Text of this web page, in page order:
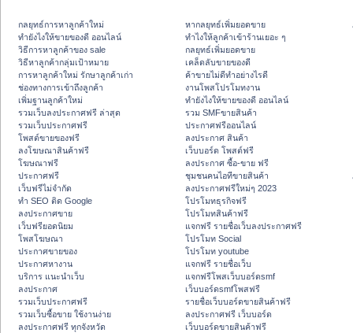
กลยุทธ์การหาลูกค้าใหม่
ทํายังไงให้ขายของดี ออนไลน์
วิธีการหาลูกค้าของ sale
วิธีหาลูกค้ากลุ่มเป้าหมาย
การหาลูกค้าใหม่ รักษาลูกค้าเก่า
ช่องทางการเข้าถึงลูกค้า
เพิ่มฐานลูกค้าใหม่
รวมเว็บลงประกาศฟรี ล่าสุด
รวมเว็บประกาศฟรี
โพสต์ขายของฟรี
ลงโฆษณาสินค้าฟรี
โฆษณาฟรี
ประกาศฟรี
เว็บฟรีไม่จำกัด
ทำ SEO ติด Google
ลงประกาศขาย
เว็บฟรียอดนิยม
โพสโฆษณา
ประกาศขายของ
ประกาศหางาน
บริการ แนะนำเว็บ
ลงประกาศ
รวมเว็บประกาศฟรี
รวมเว็บซื้อขาย ใช้งานง่าย
ลงประกาศฟรี ทุกจังหวัด
หากลยุทธ์เพิ่มยอดขาย
ทําไงให้ลูกค้าเข้าร้านเยอะ ๆ
กลยุทธ์เพิ่มยอดขาย
เคล็ดลับขายของดี
ค้าขายไม่ดีทำอย่างไรดี
งานโพสโปรโมทงาน
ทํายังไงให้ขายของดี ออนไลน์
รวม SMFขายสินค้า
ประกาศฟรีออนไลน์
ลงประกาศ สินค้า
เว็บบอร์ด โพสต์ฟรี
ลงประกาศ ซื้อ-ขาย ฟรี
ชุมชนคนไอทีขายสินค้า
ลงประกาศฟรีใหม่ๆ 2023
โปรโมทธุรกิจฟรี
โปรโมทสินค้าฟรี
แจกฟรี รายชื่อเว็บลงประกาศฟรี
โปรโมท Social
โปรโมท youtube
แจกฟรี รายชื่อเว็บ
แจกฟรีโพสเว็บบอร์ดsmf
เว็บบอร์ดsmfโพสฟรี
รายชื่อเว็บบอร์ดขายสินค้าฟรี
ลงประกาศฟรี เว็บบอร์ด
เว็บบอร์ดขายสินค้าฟรี